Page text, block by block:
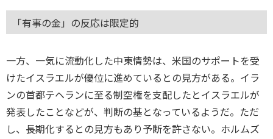
「有事の金」の反応は限定的
一方、一気に流動化した中東情勢は、米国のサポートを受
けたイスラエルが優位に進めているとの見方がある。イラ
ンの首都テヘランに至る制空権を支配したとイスラエルが
発表したことなどが、判断の基となっているようだ。ただ
し、長期化するとの見方もあり予断を許さない。ホルムズ